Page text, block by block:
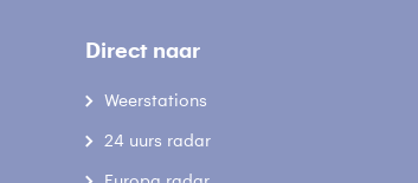
Direct naar
Weerstations
24 uurs radar